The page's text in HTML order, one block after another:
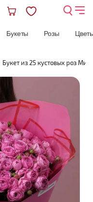
Букеты Розы
Букет из 25 кустовых роз